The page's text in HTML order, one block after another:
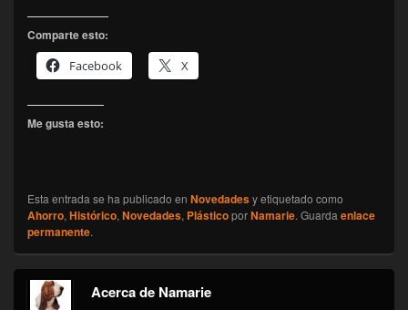
Comparte esto:
Facebook
X
Me gusta esto:
Esta entrada se ha publicado en Novedadesy etiquetado como
Ahorro, Histórico, Novedades, PlásticoporNamarie. Guarda enlace
permanente.
Acerca de Namarie